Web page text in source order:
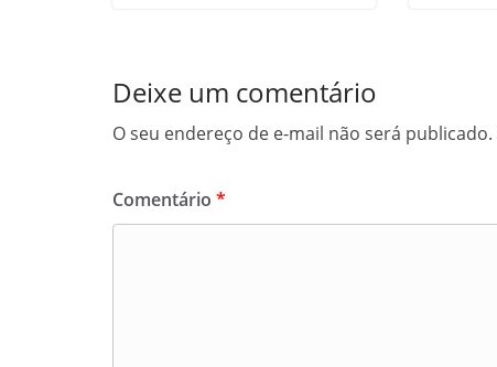
Deixe um comentário
O seu endereço de e-mail não será publicado.
Comentário *